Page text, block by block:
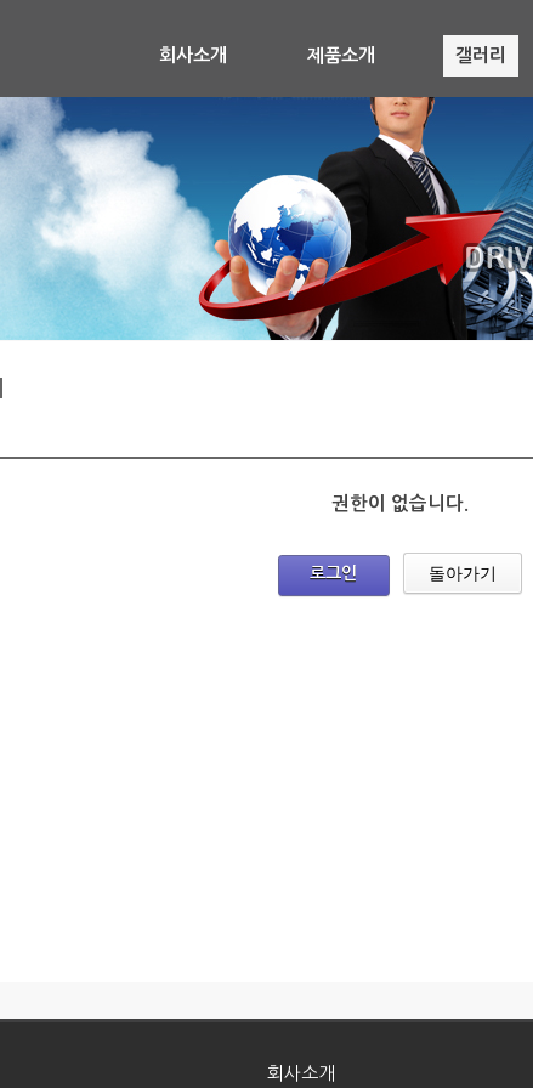
회사소개 제품소개 갤러리
권한이 없습니다.
로그인 돌아가기
회사소개